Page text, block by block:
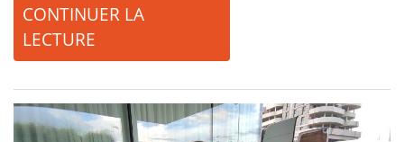
CONTINUER LA
LECTURE